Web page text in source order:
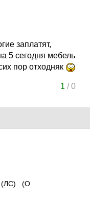
заплатят,
5 сегодня мебель
пор отходняк
1 /0
(ЛС) (О